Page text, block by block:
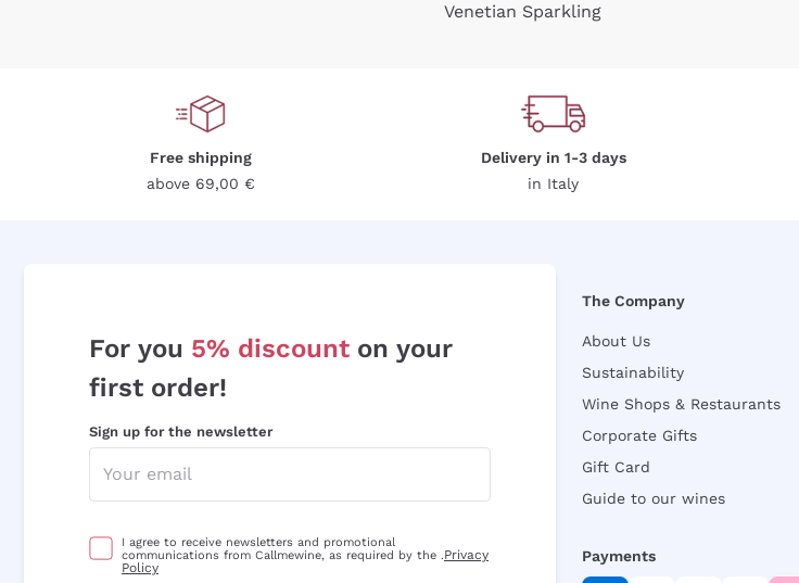
Venetian Sparkling
Free shipping
above 69,00 €
Delivery in 1-3 days
in Italy
For you 5% discount on your
first order!
Sign up for the newsletter
I agree to receive newsletters and promotional
communications from Callmewine, as required by the .Privacy
Policy
The Company
About Us
Sustainability
Wine Shops & Restaurants
Corporate Gifts
Gift Card
Guide to our wines
Payments